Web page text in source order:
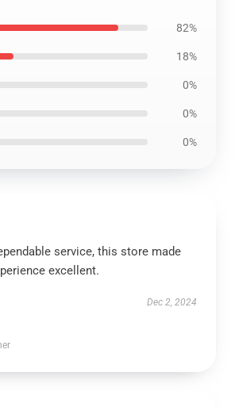
82%
18%
0%
0%
0%
service, this store made
excellent.
Dec 2, 2024